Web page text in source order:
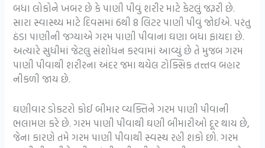
બધા લોકોને ખબર છે કે પાણી પીવું શરીર માટે કેટલું જરૂરી છે.
સારા સ્વાસ્થ્ય માટે દિવસમાં 6થી 8 લિટર પાણી પીવું જોઈએ. પરંતુ
ઠંડા પાણીની જગ્યાએ ગરમ પાણી પીવાના ઘણા બધા ફાયદા છે.
અત્યારે સુધીમાં જેટલુ સંશોધન કરવામાં આવ્યું છે તે મુજબ ગરમ
પાણી પીવાથી શરીરના અંદર જમા થયેલ ટોક્સિક તત્ત્તવ બહાર
નીકળી જાય છે.
ઘણીવાર ડોકટરો કોઈ બીમાર વ્યક્તિને ગરમ પાણી પીવાની
ભલામણ કરે છે. ગરમ પાણી પીવાથી ઘણી બીમારીઓ દૂર થાય છે,
જેના કારણે તમે ગરમ પાણી પીવાથી સ્વસ્થ રહી શકો છો. ગરમ